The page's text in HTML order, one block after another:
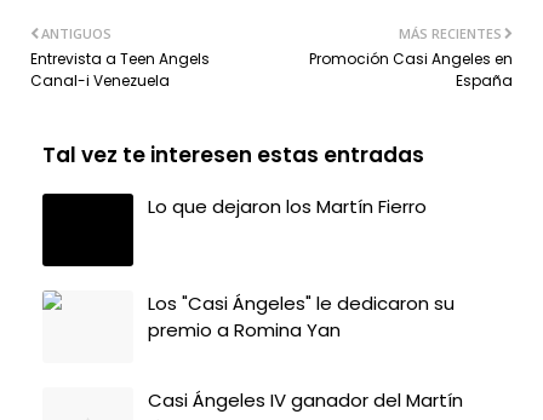
MÁS RECIENTES
Promoción Casi Angeles en
España
ANTIGUOS
Entrevista a Teen Angels
Canal-i Venezuela
Tal vez te interesen estas entradas
Lo que dejaron los Martín Fierro
Los "Casi Ángeles" le dedicaron su
premio a Romina Yan
Casi Ángeles IV ganador del Martín